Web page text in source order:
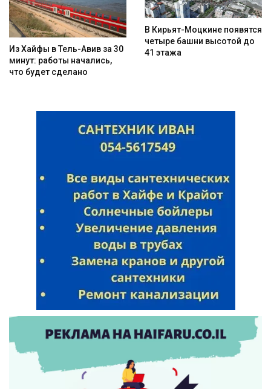
Из Хайфы в Тель-Авив за 30
минут: работы начались,
что будет сделано
В Кирьят-Моцкине появятся
четыре башни высотой до
41 этажа